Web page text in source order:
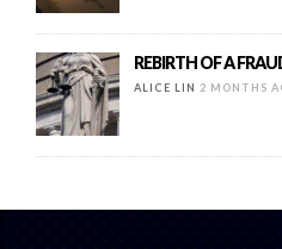
REBIRTH OF A
ALICE LIN 2 MONTHS